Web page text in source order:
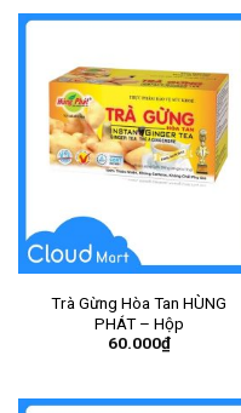
Trà Gừng Hòa Tan HÙNG
PHÁT – Hộp
60.000₫